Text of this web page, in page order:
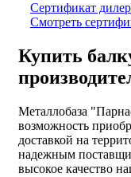
Сертификат
Смотреть
Купить
Металлобаза
возможность
доставкой на
надежным
высокое качество